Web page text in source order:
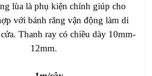
lùa là phụ kiện chính giúp cho
với bánh răng vận động làm di
Thanh ray có chiều dày 10mm-
12mm.